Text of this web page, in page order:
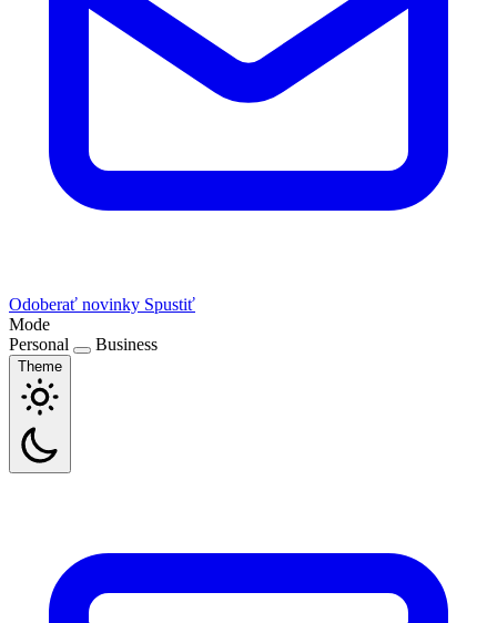
Odoberať novinky Spustiť
Mode
Personal
Business
Theme